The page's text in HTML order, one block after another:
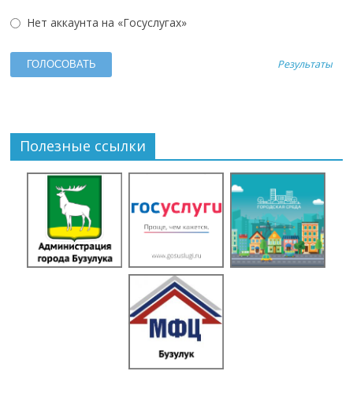
Нет аккаунта на «Госуслугах»
Результаты
Полезные ссылки